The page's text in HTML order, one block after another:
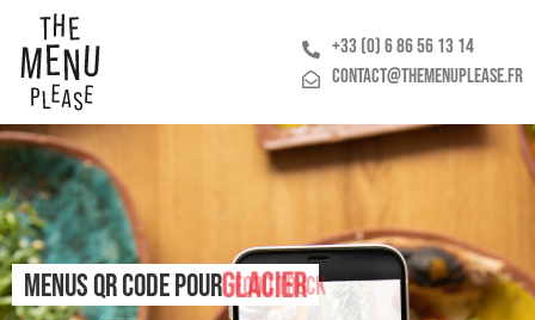
+33 (0) 6 86 56 13 14
CONTACT@THEMENUPLEASE.FR
Menus QR Code pour Food truck
Glacier